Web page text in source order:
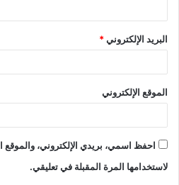
البريد الإلكتروني*
الموقع الإلكتروني
احفظ اسمي، بريدي الإلكتروني، والموقع
لاستخدامها المرة المقبلة في تعليقي.